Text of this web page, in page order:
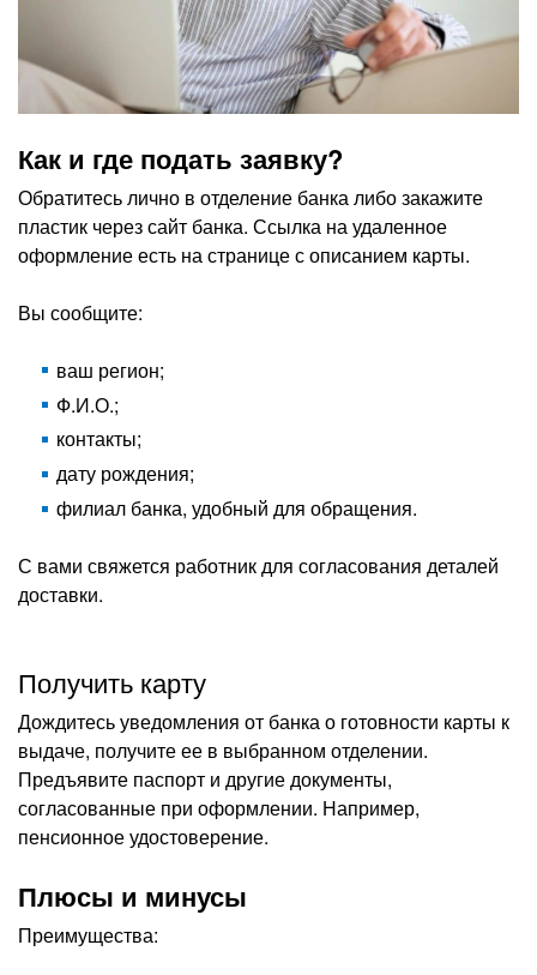
Как и где подать заявку?
Обратитесь лично в отделение банка либо закажите
пластик через сайт банка. Ссылка на удаленное
оформление есть на странице с описанием карты.
Вы сообщите:
ваш регион;
Ф.И.О.;
контакты;
дату рождения;
филиал банка, удобный для обращения.
С вами свяжется работник для согласования деталей
доставки.
Получить карту
Дождитесь уведомления от банка о готовности карты к
выдаче, получите ее в выбранном отделении.
Предъявите паспорт и другие документы,
согласованные при оформлении. Например,
пенсионное удостоверение.
Плюсы и минусы
Преимущества: